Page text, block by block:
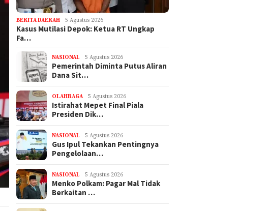
BERITA DAERAH 5 Agustus 2026
Kasus Mutilasi Depok: Ketua RT Ungkap
Fa…
NASIONAL 5 Agustus 2026
Pemerintah Diminta Putus Aliran
Dana Sit…
OLAHRAGA 5 Agustus 2026
Istirahat Mepet Final Piala
Presiden Dik…
NASIONAL 5 Agustus 2026
Gus Ipul Tekankan Pentingnya
Pengelolaan…
NASIONAL 5 Agustus 2026
Menko Polkam: Pagar Mal Tidak
Berkaitan …